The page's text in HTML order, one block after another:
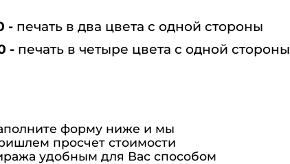
печать в два цвета с одной стороны
печать в четыре цвета с одной стороны
форму ниже и мы
просчет стоимости
удобным для Вас способом